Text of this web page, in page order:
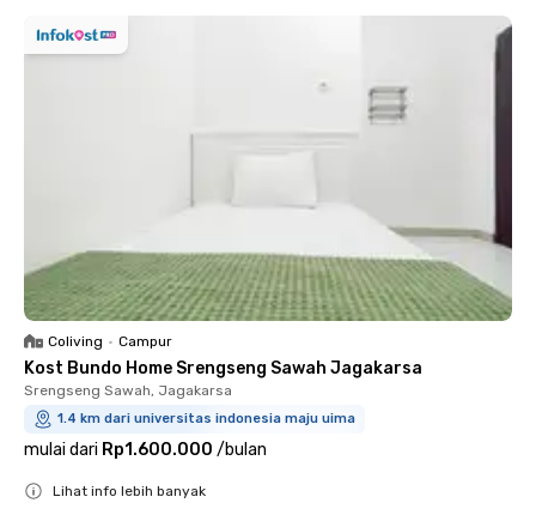
Coliving • Campur
Kost Bundo Home Srengseng Sawah Jagakarsa
Srengseng Sawah, Jagakarsa
1.4 km dari universitas indonesia maju uima
mulai dari Rp1.600.000 /bulan
Lihat info lebih banyak